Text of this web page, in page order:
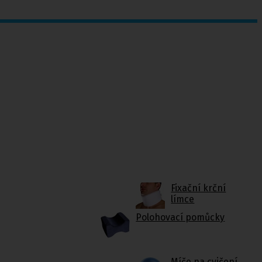
Fixační krční
límce
Polohovací pomůcky